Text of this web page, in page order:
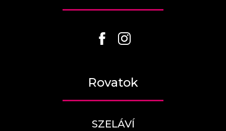
Rovatok
SZELÁVÍ